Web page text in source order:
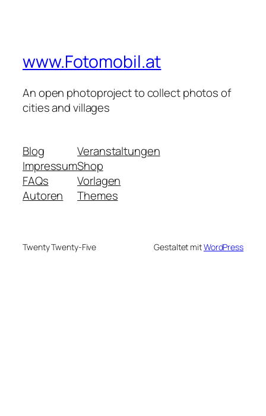
www.Fotomobil.at
An open photoproject to collect photos of
cities and villages
Blog
Impressum
FAQs
Autoren
Veranstaltungen
Shop
Vorlagen
Themes
Twenty Twenty-Five Gestaltet mitWordPress